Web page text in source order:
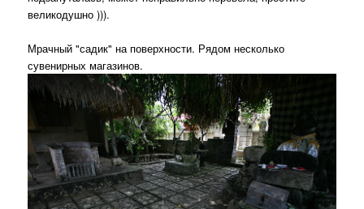
великодушно ))).
Мрачный "садик" на поверхности. Рядом несколько
сувенирных магазинов.